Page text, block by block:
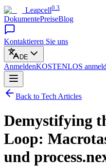
Leapcell0.3
DokumentePreiseBlog
Kontaktieren Sie uns
DE
AnmeldenKOSTENLOS
Back to Tech Articles
Demystifying
Loop:
und